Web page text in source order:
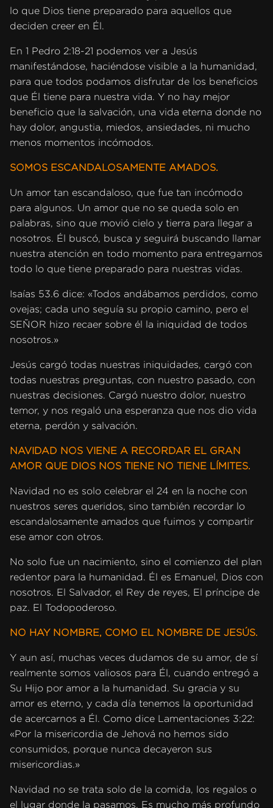
lo que Dios tiene preparado para aquellos que
deciden creer en Él.
En 1 Pedro 2:18-21 podemos ver a Jesús
manifestándose, haciéndose visible a la humanidad,
para que todos podamos disfrutar de los beneficios
que Él tiene para nuestra vida. Y no hay mejor
beneficio que la salvación, una vida eterna donde no
hay dolor, angustia, miedos, ansiedades, ni mucho
menos momentos incómodos.
SOMOS ESCANDALOSAMENTE AMADOS.
Un amor tan escandaloso, que fue tan incómodo
para algunos. Un amor que no se queda solo en
palabras, sino que movió cielo y tierra para llegar a
nosotros. Él buscó, busca y seguirá buscando llamar
nuestra atención en todo momento para entregarnos
todo lo que tiene preparado para nuestras vidas.
Isaías 53.6 dice: «Todos andábamos perdidos, como
ovejas; cada uno seguía su propio camino, pero el
SEÑOR hizo recaer sobre él la iniquidad de todos
nosotros.»
Jesús cargó todas nuestras iniquidades, cargó con
todas nuestras preguntas, con nuestro pasado, con
nuestras decisiones. Cargó nuestro dolor, nuestro
temor, y nos regaló una esperanza que nos dio vida
eterna, perdón y salvación.
NAVIDAD NOS VIENE A RECORDAR EL GRAN
AMOR QUE DIOS NOS TIENE NO TIENE LÍMITES.
Navidad no es solo celebrar el 24 en la noche con
nuestros seres queridos, sino también recordar lo
escandalosamente amados que fuimos y compartir
ese amor con otros.
No solo fue un nacimiento, sino el comienzo del plan
redentor para la humanidad. Él es Emanuel, Dios con
nosotros. El Salvador, el Rey de reyes, El príncipe de
paz. El Todopoderoso.
NO HAY NOMBRE, COMO EL NOMBRE DE JESÚS.
Y aun así, muchas veces dudamos de su amor, de sí
realmente somos valiosos para Él, cuando entregó a
Su Hijo por amor a la humanidad. Su gracia y su
amor es eterno, y cada día tenemos la oportunidad
de acercarnos a Él. Como dice Lamentaciones 3:22:
«Por la misericordia de Jehová no hemos sido
consumidos, porque nunca decayeron sus
misericordias.»
Navidad no se trata solo de la comida, los regalos o
el lugar donde la pasamos. Es mucho más profundo